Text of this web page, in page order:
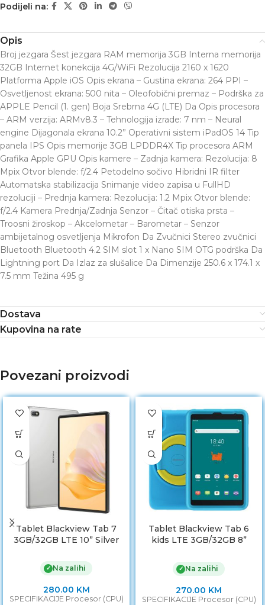
Podijeli na:
Opis
Broj jezgara Šest jezgara RAM memorija 3GB Interna memorija
32GB Internet konekcija 4G/WiFi Rezolucija 2160 x 1620
Platforma Apple iOS Opis ekrana – Gustina ekrana: 264 PPI –
Osvetljenost ekrana: 500 nita – Oleofobični premaz – Podrška za
APPLE Pencil (1. gen) Boja Srebrna 4G (LTE) Da Opis procesora
– ARM verzija: ARMv8.3 – Tehnologija izrade: 7 nm – Neural
engine Dijagonala ekrana 10.2” Operativni sistem iPadOS 14 Tip
panela IPS Opis memorije 3GB LPDDR4X Tip procesora ARM
Grafika Apple GPU Opis kamere – Zadnja kamera: Rezolucija: 8
Mpix Otvor blende: f/2.4 Petodelno sočivo Hibridni IR filter
Automatska stabilizacija Snimanje video zapisa u FullHD
rezoluciji – Prednja kamera: Rezolucija: 1.2 Mpix Otvor blende:
f/2.4 Kamera Prednja/Zadnja Senzor – Čitač otiska prsta –
Troosni žiroskop – Akcelometar – Barometar – Senzor
ambijetalnog osvetljenja Mikrofon Da Zvučnici Stereo zvučnici
Bluetooth Bluetooth 4.2 SIM slot 1 x Nano SIM OTG podrška Da
Lightning port Da Izlaz za slušalice Da Dimenzije 250.6 x 174.1 x
7.5 mm Težina 495 g
Dostava
Kupovina na rate
Povezani proizvodi
Tablet Blackview Tab 7
3GB/32GB LTE 10” Silver
✓ Na zalihi
280.00 KM
SPECIFIKACIJE Procesor (CPU)
Tablet Blackview Tab 6
kids LTE 3GB/32GB 8”
✓ Na zalihi
270.00 KM
SPECIFIKACIJE Procesor (CPU)